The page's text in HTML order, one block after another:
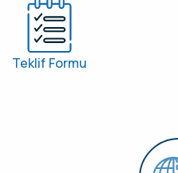
Teklif Formu